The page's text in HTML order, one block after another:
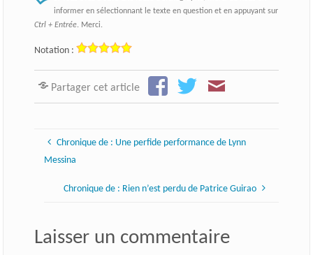
informer en sélectionnant le texte en question et en appuyant sur
Ctrl + Entrée. Merci.
Notation :
Partager cet article
Chronique de : Une perfide performance de Lynn
Messina
Chronique de : Rien n’est perdu de Patrice Guirao
Laisser un commentaire